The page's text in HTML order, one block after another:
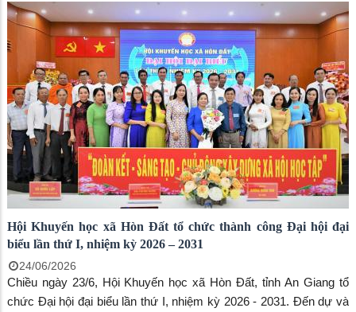
Đắc Hòa – Phó Bí thư thường trực đảng ủy, Chủ tịch HĐND xã;
Thường trực HĐND xã; Thường trực UBND xã; Các đồng chí Ủy
viên Ban Chấp hành Đảng bộ; Ban thường trực Ủy ban MTTQ
Việt Nam xã; các đồng chí thành viên tổ giúp việc Ban chỉ đạo xã
về phát triển khoa học, công nghệ, đổi mới sáng tạo, chuyển đổi
số; đại diện Ban xây dựng Đảng, Ủy ban kiểm tra Đảng ủy, Trung
tâm Chính trị, Văn phòng Đảng ủy, Văn phòng HĐND & UBND,
Phòng Kinh tế, Phòng Văn hóa - Xã hội, Trung tâm Phục vụ hành
chính công, Trung tâm Dịch vụ tổng hợp, Trạm Y tế, Công an xã,
Ban chỉ huy quân sự xã, Bí thư các chi bộ đảng bộ trực thuộc
Đảng ủy.
Hội Khuyến học xã Hòn Đất tổ chức thành công Đại hội đại
biểu lần thứ I, nhiệm kỳ 2026 – 2031
24/06/2026
Chiều ngày 23/6, Hội Khuyến học xã Hòn Đất, tỉnh An Giang tổ
chức Đại hội đại biểu lần thứ I, nhiệm kỳ 2026 - 2031. Đến dự và